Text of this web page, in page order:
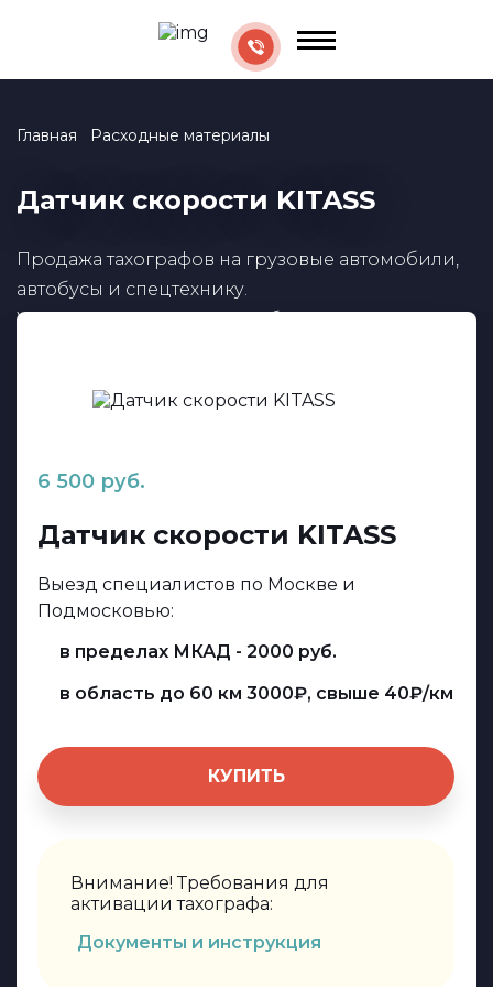
Главная Расходные материалы
Датчик скорости KITASS
Продажа тахографов на грузовые автомобили,
автобусы и спецтехнику.
Установка, активация, калибровка.
6 500 руб.
Датчик скорости KITASS
Выезд специалистов по Москве и
Подмосковью:
в пределах МКАД - 2000 руб.
в область до 60 км 3000₽, свыше 40₽/км
КУПИТЬ
Внимание! Требования для
активации тахографа:
Документы и инструкция